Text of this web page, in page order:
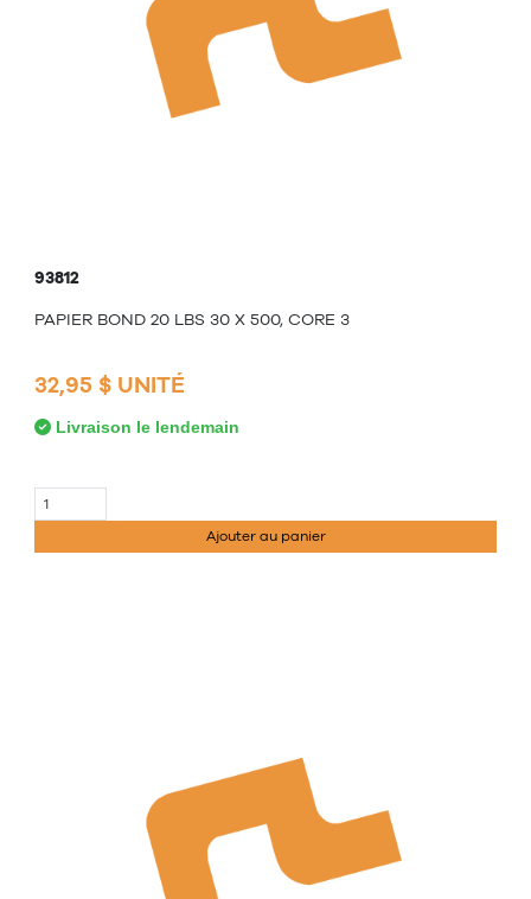
93812
PAPIER BOND 20 LBS 30 X 500, CORE 3
32,95 $ UNITÉ
Livraison le lendemain
Ajouter au panier